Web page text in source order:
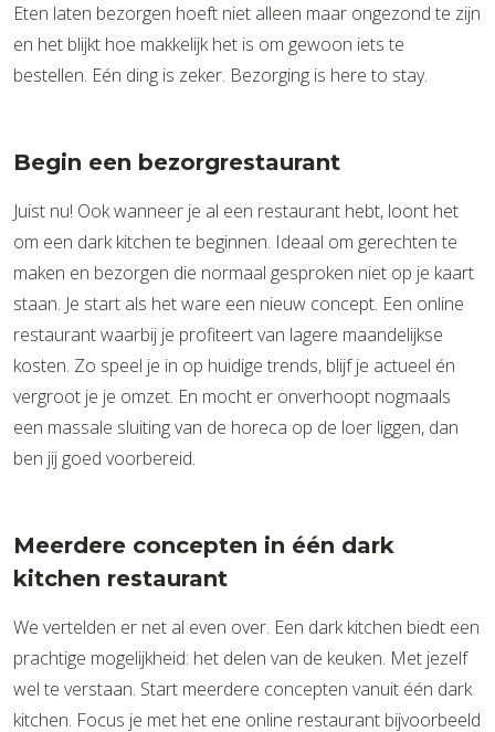
Eten laten bezorgen hoeft niet alleen maar ongezond te zijn
en het blijkt hoe makkelijk het is om gewoon iets te
bestellen. Eén ding is zeker. Bezorging is here to stay.
Begin een bezorgrestaurant
Juist nu! Ook wanneer je al een restaurant hebt, loont het
om een dark kitchen te beginnen. Ideaal om gerechten te
maken en bezorgen die normaal gesproken niet op je kaart
staan. Je start als het ware een nieuw concept. Een online
restaurant waarbij je profiteert van lagere maandelijkse
kosten. Zo speel je in op huidige trends, blijf je actueel én
vergroot je je omzet. En mocht er onverhoopt nogmaals
een massale sluiting van de horeca op de loer liggen, dan
ben jij goed voorbereid.
Meerdere concepten in één dark
kitchen restaurant
We vertelden er net al even over. Een dark kitchen biedt een
prachtige mogelijkheid: het delen van de keuken. Met jezelf
wel te verstaan. Start meerdere concepten vanuit één dark
kitchen. Focus je met het ene online restaurant bijvoorbeeld